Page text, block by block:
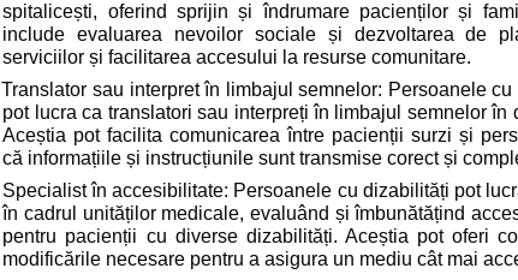
spitalicești, oferind sprijin și îndrumare pacienților și
include evaluarea nevoilor sociale și dezvoltarea de
serviciilor și facilitarea accesului la resurse comunitare.
Translator sau interpret în limbajul semnelor: Persoanele
pot lucra ca translatori sau interpreți în limbajul semnelor în
Aceștia pot facilita comunicarea între pacienții surzi și
că informațiile și instrucțiunile sunt transmise corect și
Specialist în accesibilitate: Persoanele cu dizabilități pot
în cadrul unităților medicale, evaluând și îmbunătățind
pentru pacienții cu diverse dizabilități. Aceștia pot oferi
modificările necesare pentru a asigura un mediu cât mai